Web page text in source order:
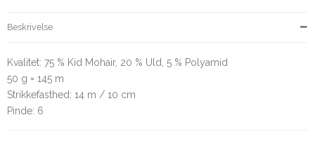
Beskrivelse
Kvalitet: 75 % Kid Mohair, 20 % Uld, 5 % Polyamid
50 g = 145 m
Strikkefasthed: 14 m / 10 cm
Pinde: 6